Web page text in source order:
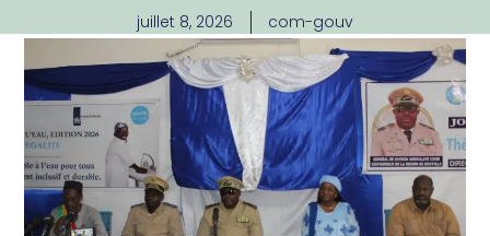
juillet 8, 2026 com-gouv